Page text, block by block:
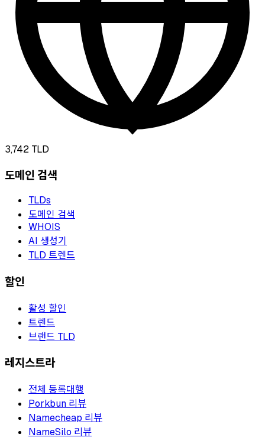
3,742 TLD
도메인 검색
TLDs
도메인 검색
WHOIS
AI 생성기
TLD 트렌드
할인
활성 할인
트렌드
브랜드 TLD
레지스트라
전체 등록대행
Porkbun 리뷰
Namecheap 리뷰
NameSilo 리뷰